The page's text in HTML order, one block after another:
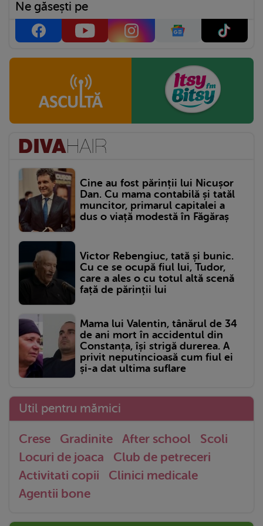
Ne găsești pe
Cine au fost părinții lui Nicușor
Dan. Cu mama contabilă și tatăl
muncitor, primarul capitalei a
dus o viață modestă în Făgăraș
Victor Rebengiuc, tată și bunic.
Cu ce se ocupă fiul lui, Tudor,
care a ales o cu totul altă scenă
față de părinții lui
Mama lui Valentin, tânărul de 34
de ani mort în accidentul din
Constanța, își strigă durerea. A
privit neputincioasă cum fiul ei
și-a dat ultima suflare
Util pentru mămici
Crese Gradinite After school
Scoli
Locuri de joaca
Club de petreceri
Activitati copii
Clinici medicale
Agentii bone